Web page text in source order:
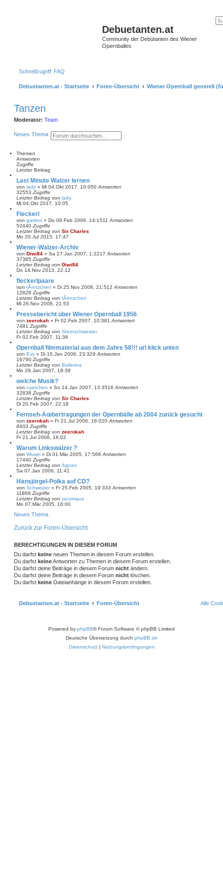
Debuetanten.at
Community der Debütanten des Wiener
Opernballes
Schnellzugriff FAQ
Debuetanten.at - Startseite Foren-Übersicht Wiener Opernball generell
Tanzen
Moderator: Team
Neues Thema S
u
E
r
t
e
u
c
e
Themen
Antworten
Zugriffe
Letzter Beitrag
Last Minute Walzer lernen
von lady » Mi 04.Okt 2017, 10:050 Antworten
32553 Zugriffe
Letzter Beitrag von lady
Mi 04.Okt 2017, 10:05
Fleckerl
von gattino » Do 09.Feb 2006, 14:1511 Antworten
52440 Zugriffe
Letzter Beitrag von Sir Charles
Mo 20.Jul 2015, 17:47
Wiener-Walzer-Archiv
von Diwi84 » Sa 27.Jan 2007, 1:2217 Antworten
37385 Zugriffe
Letzter Beitrag von Diwi84
Do 14.Nov 2013, 22:12
fleckerlpaare
von tÃ¤nzchen » Di 25.Nov 2008, 21:512 Antworten
12828 Zugriffe
Letzter Beitrag von tÃ¤nzchen
Mi 26.Nov 2008, 21:53
Pressebericht über Wiener Opernball 1956
von zeerokah » Fr 02.Feb 2007, 10:381 Antworten
7481 Zugriffe
Letzter Beitrag von Sternschwester
Fr 02.Feb 2007, 11:36
Opernball filmmaterial aus dem Jahre 58!!! url klick unten
von Evy » Di 10.Jan 2006, 23:329 Antworten
16790 Zugriffe
Letzter Beitrag von Ballerina
Mo 29.Jan 2007, 18:39
welche Musik?
von caerchen » So 14.Jan 2007, 13:3516 Antworten
32838 Zugriffe
Letzter Beitrag von Sir Charles
Di 20.Feb 2007, 22:18
Fernseh-Ãœbertragungen der Opernbälle ab 2004 zurück gesucht
von zeerokah » Fr 21.Jul 2006, 16:020 Antworten
8403 Zugriffe
Letzter Beitrag von zeerokah
Fr 21.Jul 2006, 16:02
Warum Linkswalzer ?
von Wusel » Di 01.Mär 2005, 17:566 Antworten
17440 Zugriffe
Letzter Beitrag von Agnes
Sa 07.Jan 2006, 11:41
Hansjörgel-Polka auf CD?
von Schweizer» Fr 25.Feb 2005, 19:333 Antworten
11868 Zugriffe
Letzter Beitrag von tanzmaus
Mo 07.Mär 2005, 16:00
Neues Thema
Zurück zur Foren-Übersicht
BERECHTIGUNGEN IN DIESEM FORUM
Du darfst keine neuen Themen in diesem Forum erstellen.
Du darfst keineAntworten zu Themen in diesem Forum erstellen.
Du darfst deine Beiträge in diesem Forum nicht ändern.
Du darfst deine Beiträge in diesem Forum nicht löschen.
Du darfst keine Dateianhänge in diesem Forum erstellen.
Debuetanten.at - Startseite Foren-Übersicht Alle
Powered by phpBB® Forum Software © phpBB Limited
Deutsche Übersetzung durch phpBB.de
Datenschutz| Nutzungsbedingungen